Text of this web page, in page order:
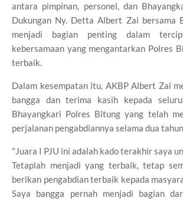
antara pimpinan, personel, dan
Dukungan Ny. Detta Albert Zai bersama
menjadi bagian penting dalam
kebersamaan yang mengantarkan Polres
terbaik.
Dalam kesempatan itu, AKBP Albert Zai
bangga dan terima kasih kepada
Bhayangkari Polres Bitung yang telah
perjalanan pengabdiannya selama dua
"Juara I PJU ini adalah kado terakhir saya
Tetaplah menjadi yang terbaik, tetap
berikan pengabdian terbaik kepada
Saya bangga pernah menjadi bagian